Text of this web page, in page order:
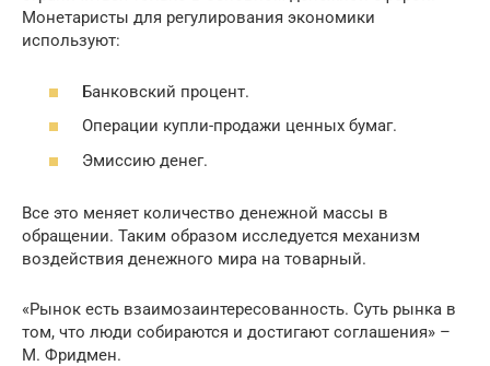
Монетаристы для регулирования экономики
используют:
Банковский процент.
Операции купли-продажи ценных бумаг.
Эмиссию денег.
Все это меняет количество денежной массы в
обращении. Таким образом исследуется механизм
воздействия денежного мира на товарный.
«Рынок есть взаимозаинтересованность. Суть рынка в
том, что люди собираются и достигают соглашения» –
М. Фридмен.